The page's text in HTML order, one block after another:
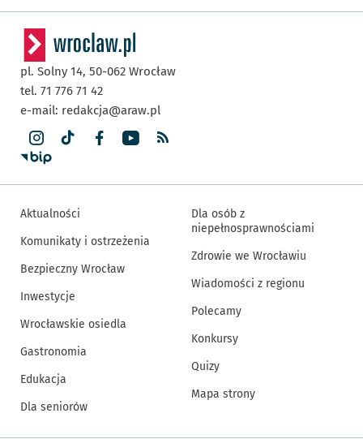
pl. Solny 14, 50-062 Wrocław
tel. 71 776 71 42
e-mail: redakcja@araw.pl
Aktualności
Komunikaty i ostrzeżenia
Bezpieczny Wrocław
Inwestycje
Wrocławskie osiedla
Gastronomia
Edukacja
Dla seniorów
Dla osób z
niepełnosprawnościami
Zdrowie we Wrocławiu
Wiadomości z regionu
Polecamy
Konkursy
Quizy
Mapa strony